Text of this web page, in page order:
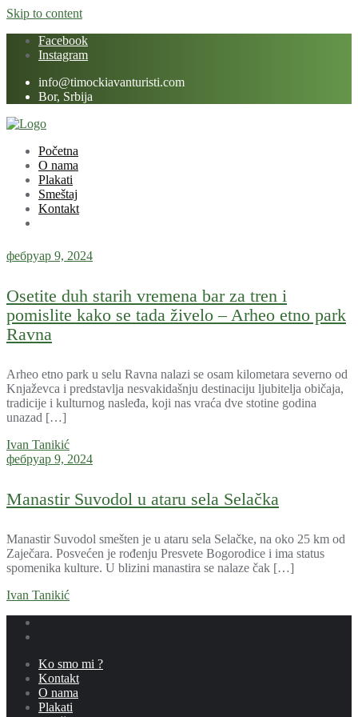
Skip to content
Facebook
Instagram
info@timockiavanturisti.com
Bor, Srbija
Početna
O nama
Plakati
Smeštaj
Kontakt
фебруар 9, 2024
Osetite duh starih vremena bar za tren i
pomislite kako se tada živelo – Arheo etno park
Ravna
Arheo etno park u selu Ravna nalazi se osam kilometara severno od
Knjaževca i predstavlja nesvakidašnju destinaciju ljubitelja običaja,
tradicije i kulturnog nasleđa, koji nas vraća dve stotine godina
unazad […]
Ivan Tanikić
фебруар 9, 2024
Manastir Suvodol u ataru sela Selačka
Manastir Suvodol smešten je u ataru sela Selačke, na oko 25 km od
Zaječara. Posvećen je rođenju Presvete Bogorodice i ima status
spomenika kulture. U blizini manastira se nalaze čak […]
Ivan Tanikić
Ko smo mi ?
Kontakt
O nama
Plakati